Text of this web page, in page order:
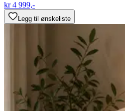
kr 4 999,-
Legg til ønskeliste